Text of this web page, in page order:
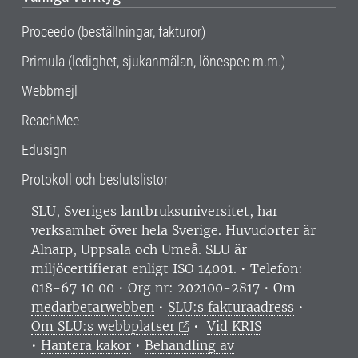
Proceedo (beställningar, fakturor)
Primula (ledighet, sjukanmälan, lönespec m.m.)
Webbmejl
ReachMee
Edusign
Protokoll och beslutslistor
SLU, Sveriges lantbruksuniversitet, har
verksamhet över hela Sverige. Huvudorter är
Alnarp, Uppsala och Umeå. SLU är
miljöcertifierat enligt ISO 14001. • Telefon:
018-67 10 00 • Org nr: 202100-2817 • Om
medarbetarwebben • SLU:s fakturaadress •
Om SLU:s webbplatser
•Vid KRIS
• Hantera kakor • Behandling av